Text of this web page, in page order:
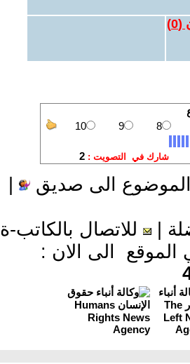
(
0
)
الى صديق
للاتصال بالكاتب-ة
الى الان :